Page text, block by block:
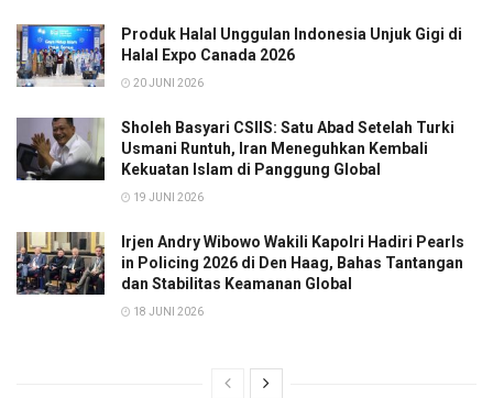
Produk Halal Unggulan Indonesia Unjuk Gigi di
Halal Expo Canada 2026
20 JUNI 2026
Sholeh Basyari CSIIS: Satu Abad Setelah Turki
Usmani Runtuh, Iran Meneguhkan Kembali
Kekuatan Islam di Panggung Global
19 JUNI 2026
Irjen Andry Wibowo Wakili Kapolri Hadiri Pearls
in Policing 2026 di Den Haag, Bahas Tantangan
dan Stabilitas Keamanan Global
18 JUNI 2026